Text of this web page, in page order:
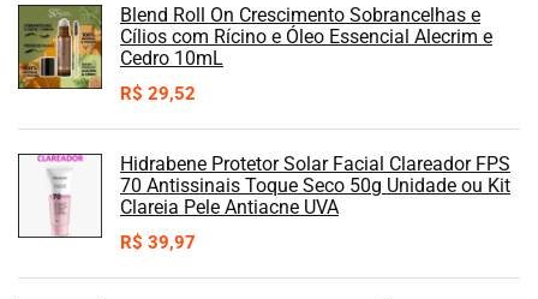
Blend Roll On Crescimento Sobrancelhas e
Cílios com Rícino e Óleo Essencial Alecrim e
Cedro 10mL
R$ 29,52
Hidrabene Protetor Solar Facial Clareador FPS
70 Antissinais Toque Seco 50g Unidade ou Kit
Clareia Pele Antiacne UVA
R$ 39,97